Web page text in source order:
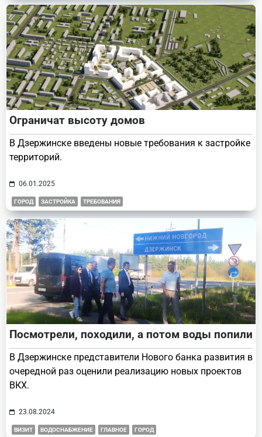
Ограничат высоту домов
В Дзержинске введены новые требования к застройке
территорий.
06.01.2025
ГОРОД ЗАСТРОЙКА ТРЕБОВАНИЯ
Посмотрели, походили, а потом воды попили
В Дзержинске представители Нового банка развития в
очередной раз оценили реализацию новых проектов
ВКХ.
23.08.2024
ВИЗИТ ВОДОСНАБЖЕНИЕ ГЛАВНОЕ ГОРОД